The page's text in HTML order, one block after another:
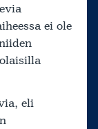
ei ole
eli